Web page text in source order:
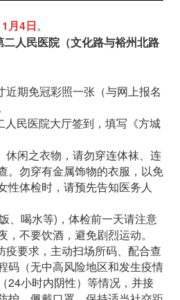
月4日。
人民医院（文化路与裕州北路
近期免冠彩照一张（与网上报名
人民医院大厅签到，填写《方城
休闲之衣物，请勿穿连体袜、连
。勿穿有金属饰物的衣服，以免
性体检时，请预先告知医务人
、喝水等)，体检前一天请注意
不要饮酒，避免剧烈运动。
疫要求，主动扫场所码、配合查
码（无中高风险地区和发生疫情
24小时内阴性）等情况，并接